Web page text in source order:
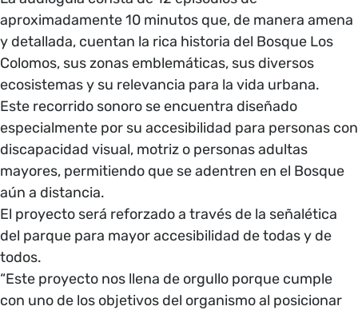
aproximadamente 10 minutos que, de manera amena
y detallada, cuentan la rica historia del Bosque Los
Colomos, sus zonas emblemáticas, sus diversos
ecosistemas y su relevancia para la vida urbana.
Este recorrido sonoro se encuentra diseñado
especialmente por su accesibilidad para personas con
discapacidad visual, motriz o personas adultas
mayores, permitiendo que se adentren en el Bosque
aún a distancia.
El proyecto será reforzado a través de la señalética
del parque para mayor accesibilidad de todas y de
todos.
“Este proyecto nos llena de orgullo porque cumple
con uno de los objetivos del organismo al posicionar